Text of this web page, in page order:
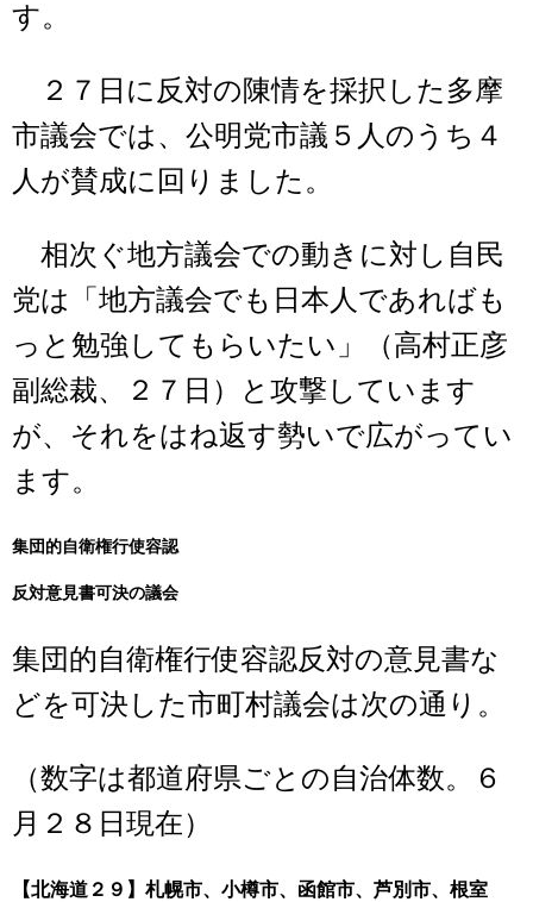
す。
２７日に反対の陳情を採択した多摩
市議会では、公明党市議５人のうち４
人が賛成に回りました。
相次ぐ地方議会での動きに対し自民
党は「地方議会でも日本人であればも
っと勉強してもらいたい」（高村正彦
副総裁、２７日）と攻撃しています
が、それをはね返す勢いで広がってい
ます。
集団的自衛権行使容認
反対意見書可決の議会
集団的自衛権行使容認反対の意見書な
どを可決した市町村議会は次の通り。
（数字は都道府県ごとの自治体数。６
月２８日現在）
【北海道２９】札幌市、小樽市、函館市、芦別市、根室